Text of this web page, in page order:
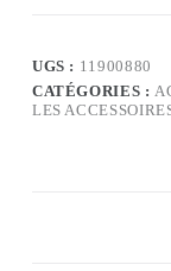
UGS : 11900880
CATÉGORIES :
LES